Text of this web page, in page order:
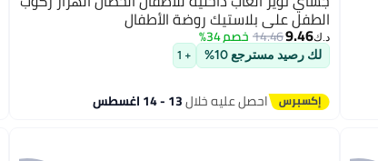
الطفل على بلاستيك روضة الأطفال
د.ك‏9.46
14.46خصم 34%
لك رصيد مسترجع 10% + 1
احصل عليه خلال13 - 14 اغسطس